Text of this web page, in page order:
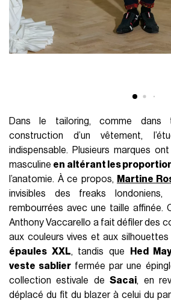
Dans le tailoring, comme dans
construction d’un vêtement,
indispensable. Plusieurs marques
masculine en altérant les
l’anatomie. À ce propos, Martine
invisibles des freaks
rembourrées avec une taille affinée.
Anthony Vaccarello a fait défiler des
aux couleurs vives et aux
épaules XXL, tandis que Hed
veste sablier fermée par une
collection estivale deSacai, en
déplacé du fit du blazer à celui du